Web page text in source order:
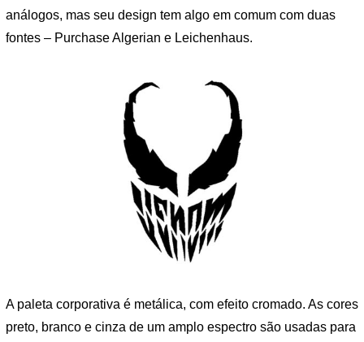
análogos, mas seu design tem algo em comum com duas
fontes – Purchase Algerian e Leichenhaus.
A paleta corporativa é metálica, com efeito cromado. As cores
preto, branco e cinza de um amplo espectro são usadas para